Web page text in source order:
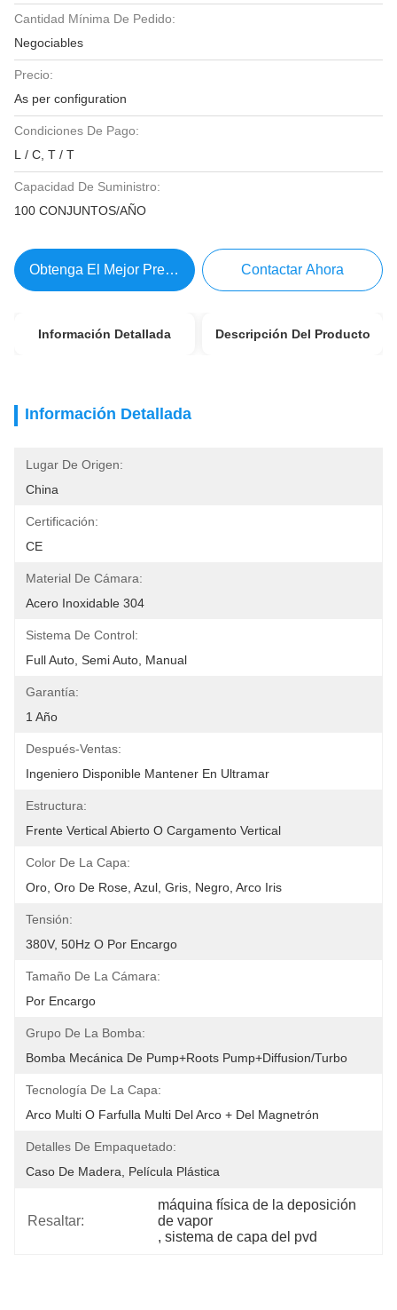
Cantidad Mínima De Pedido:
Negociables
Precio:
As per configuration
Condiciones De Pago:
L / C, T / T
Capacidad De Suministro:
100 CONJUNTOS/AÑO
Obtenga El Mejor Precio Contactar Ahora
Información Detallada Descripción Del Producto
Información Detallada
Lugar De Origen:
China
Certificación:
CE
Material De Cámara:
Acero Inoxidable 304
Sistema De Control:
Full Auto, Semi Auto, Manual
Garantía:
1 Año
Después-Ventas:
Ingeniero Disponible Mantener En Ultramar
Estructura:
Frente Vertical Abierto O Cargamento Vertical
Color De La Capa:
Oro, Oro De Rose, Azul, Gris, Negro, Arco Iris
Tensión:
380V, 50Hz O Por Encargo
Tamaño De La Cámara:
Por Encargo
Grupo De La Bomba:
Bomba Mecánica De Pump+Roots Pump+Diffusion/Turbo
Tecnología De La Capa:
Arco Multi O Farfulla Multi Del Arco + Del Magnetrón
Detalles De Empaquetado:
Caso De Madera, Película Plástica
Resaltar:
máquina física de la deposición
de vapor
, sistema de capa del pvd